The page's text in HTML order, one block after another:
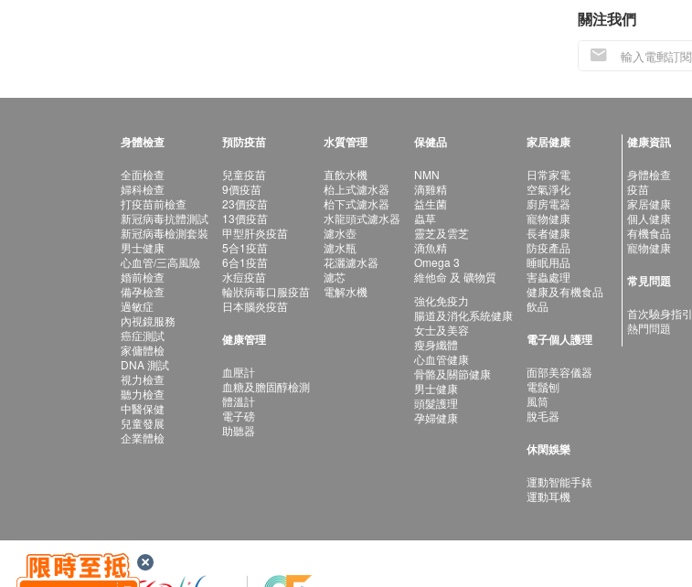
關注我們
身體檢查
全面檢查
婦科檢查
打疫苗前檢查
新冠病毒抗體測試
新冠病毒檢測套裝
男士健康
心血管/三高風險
婚前檢查
備孕檢查
過敏症
內視鏡服務
癌症測試
家傭體檢
DNA 測試
視力檢查
聽力檢查
中醫保健
兒童發展
企業體檢
預防疫苗
兒童疫苗
9價疫苗
23價疫苗
13價疫苗
甲型肝炎疫苗
5合1疫苗
6合1疫苗
水痘疫苗
輪狀病毒口服疫苗
日本腦炎疫苗
健康管理
血壓計
血糖及膽固醇檢測
體溫計
電子磅
助聽器
水質管理
直飲水機
枱上式濾水器
枱下式濾水器
水龍頭式濾水器
濾水壺
濾水瓶
花灑濾水器
濾芯
電解水機
保健品
NMN
滴雞精
益生菌
蟲草
靈芝及雲芝
滴魚精
Omega 3
維他命 及 礦物質
強化免疫力
腸道及消化系統健康
女士及美容
瘦身纖體
心血管健康
骨骼及關節健康
男士健康
頭髮護理
孕婦健康
家居健康
日常家電
空氣淨化
廚房電器
寵物健康
長者健康
防疫產品
睡眠用品
害蟲處理
健康及有機食品
飲品
電子個人護理
面部美容儀器
電鬚刨
風筒
脫毛器
休閑娛樂
運動智能手錶
運動耳機
健康資訊
身體檢查
疫苗
家居健康
個人健康
有機食品
寵物健康
常見問題
首次驗身指引
熱門問題